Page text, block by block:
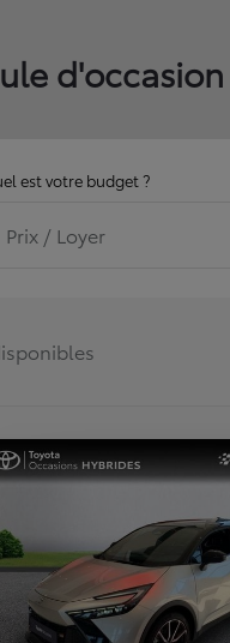
d'occasion
est votre budget ?
Prix / Loyer